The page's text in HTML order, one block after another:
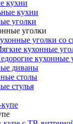
кухни
кухни
уголки
уголки
уголки со
кухонные
кухонные
диваны
столы
стулья